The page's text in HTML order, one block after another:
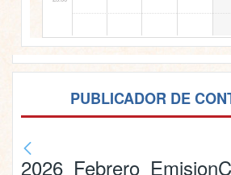
PUBLICADOR DE